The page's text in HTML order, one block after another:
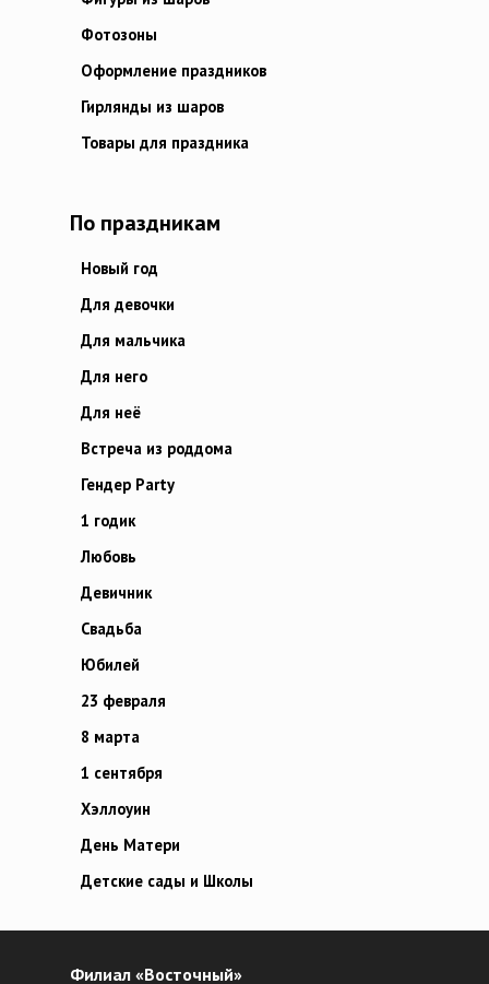
Фотозоны
Оформление праздников
Гирлянды из шаров
Товары для праздника
По праздникам
Новый год
Для девочки
Для мальчика
Для него
Для неё
Встреча из роддома
Гендер Party
1 годик
Любовь
Девичник
Свадьба
Юбилей
23 февраля
8 марта
1 сентября
Хэллоуин
День Матери
Детские сады и Школы
Филиал «Восточный»